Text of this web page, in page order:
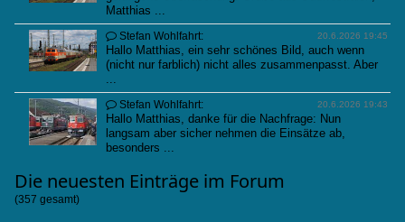
Matthias ...
20.6.2026 19:45
 Stefan Wohlfahrt:
Hallo Matthias, ein sehr schönes Bild, auch wenn
(nicht nur farblich) nicht alles zusammenpasst. Aber
...
20.6.2026 19:43
 Stefan Wohlfahrt:
Hallo Matthias, danke für die Nachfrage: Nun
langsam aber sicher nehmen die Einsätze ab,
besonders ...
Die neuesten Einträge im Forum
(357 gesamt)